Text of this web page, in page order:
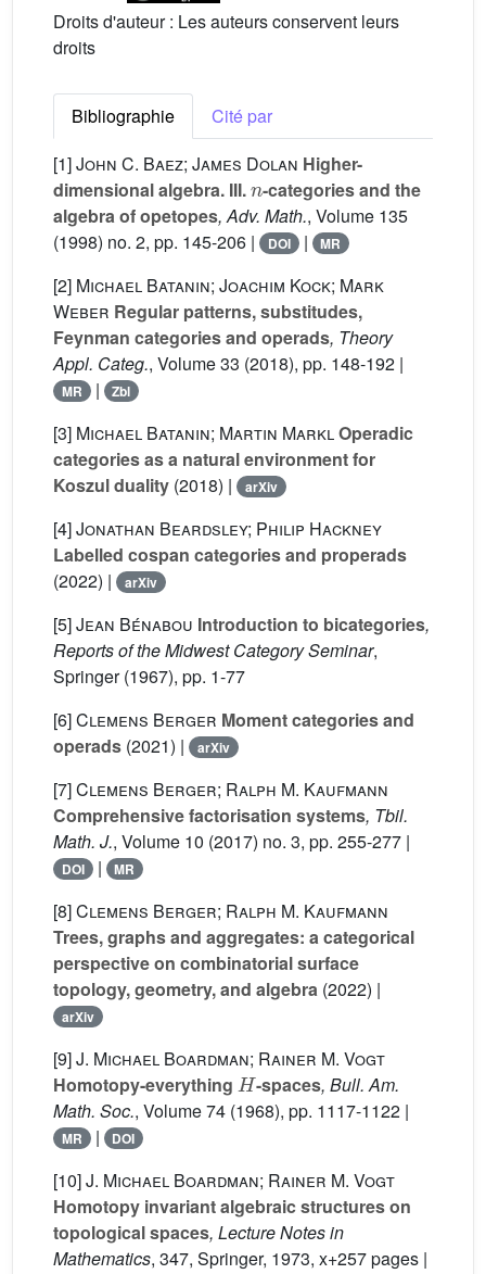
Droits d'auteur : Les auteurs conservent leurs
droits
Bibliographie
Cité par
[1]John C. Baez; James Dolan Higher-
dimensional algebra. III.
n
-categories and the
algebra of opetopes, Adv. Math., Volume 135
(1998) no. 2, pp. 145-206 |
DOI | MR
[2] Michael Batanin; Joachim Kock; Mark
Weber Regular patterns, substitudes,
Feynman categories and operads, Theory
Appl. Categ., Volume 33 (2018), pp. 148-192 |
MR | Zbl
[3] Michael Batanin; Martin MarklOperadic
categories as a natural environment for
Koszul duality (2018) | arXiv
[4]Jonathan Beardsley; Philip Hackney
Labelled cospan categories and properads
(2022) |
arXiv
[5]Jean Bénabou Introduction to bicategories,
Reports of the Midwest Category Seminar,
Springer (1967), pp. 1-77
[6]Clemens Berger Moment categories and
operads (2021) | arXiv
[7]Clemens Berger; Ralph M. Kaufmann
Comprehensive factorisation systems, Tbil.
Math. J., Volume 10 (2017) no. 3, pp. 255-277 |
DOI | MR
[8]Clemens Berger; Ralph M. Kaufmann
Trees, graphs and aggregates: a categorical
perspective on combinatorial surface
topology, geometry, and algebra (2022) |
arXiv
[9]J. Michael Boardman; Rainer M. Vogt
Homotopy-everything
H
-spaces, Bull. Am.
Math. Soc., Volume 74 (1968), pp. 1117-1122 |
MR | DOI
[10]J. Michael Boardman; Rainer M. Vogt
Homotopy invariant algebraic structures on
topological spaces, Lecture Notes in
Mathematics, 347, Springer, 1973, x+257 pages |